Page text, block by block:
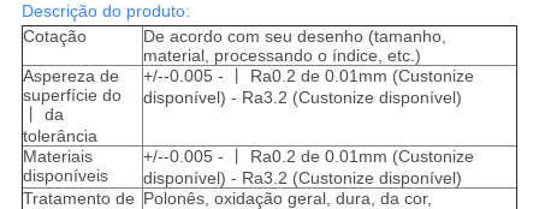
Descrição do produto:
Cotação
De acordo com seu desenho (tamanho,
material, processando o índice, etc.)
Aspereza de
superfície do
丨 da
tolerância
+/--0.005 - 丨 Ra0.2 de 0.01mm (Custonize
disponível) - Ra3.2 (Custonize disponível)
Materiais
disponíveis
+/--0.005 - 丨 Ra0.2 de 0.01mm (Custonize
disponível) - Ra3.2 (Custonize disponível)
Tratamento de Polonês, oxidação geral, dura, da cor,